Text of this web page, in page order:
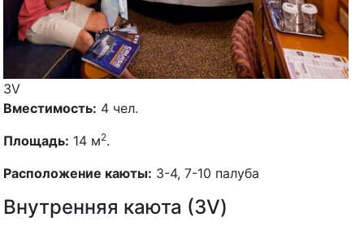
3V
Вместимость: 4 чел.
Площадь: 14 м2.
Расположение каюты: 3-4, 7-10 палуба
Внутренняя каюта (3V)